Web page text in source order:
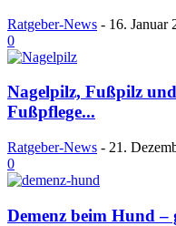
Ratgeber-News - 16. Januar
0
Nagelpilz, Fußpilz
Fußpflege...
Ratgeber-News - 21.
0
Demenz beim Hund –